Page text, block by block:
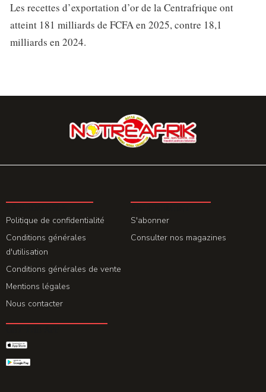
Les recettes d’exportation d’or de la Centrafrique ont
atteint 181 milliards de FCFA en 2025, contre 18,1
milliards en 2024.
Politique de confidentialité
Conditions générales
d'utilisation
Conditions générales de vente
Mentions légales
Nous contacter
S'abonner
Consulter nos magazines